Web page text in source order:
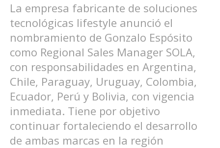
La empresa fabricante de soluciones
tecnológicas lifestyle anunció el
nombramiento de Gonzalo Espósito
como Regional Sales Manager SOLA,
con responsabilidades en Argentina,
Chile, Paraguay, Uruguay, Colombia,
Ecuador, Perú y Bolivia, con vigencia
inmediata. Tiene por objetivo
continuar fortaleciendo el desarrollo
de ambas marcas en la región